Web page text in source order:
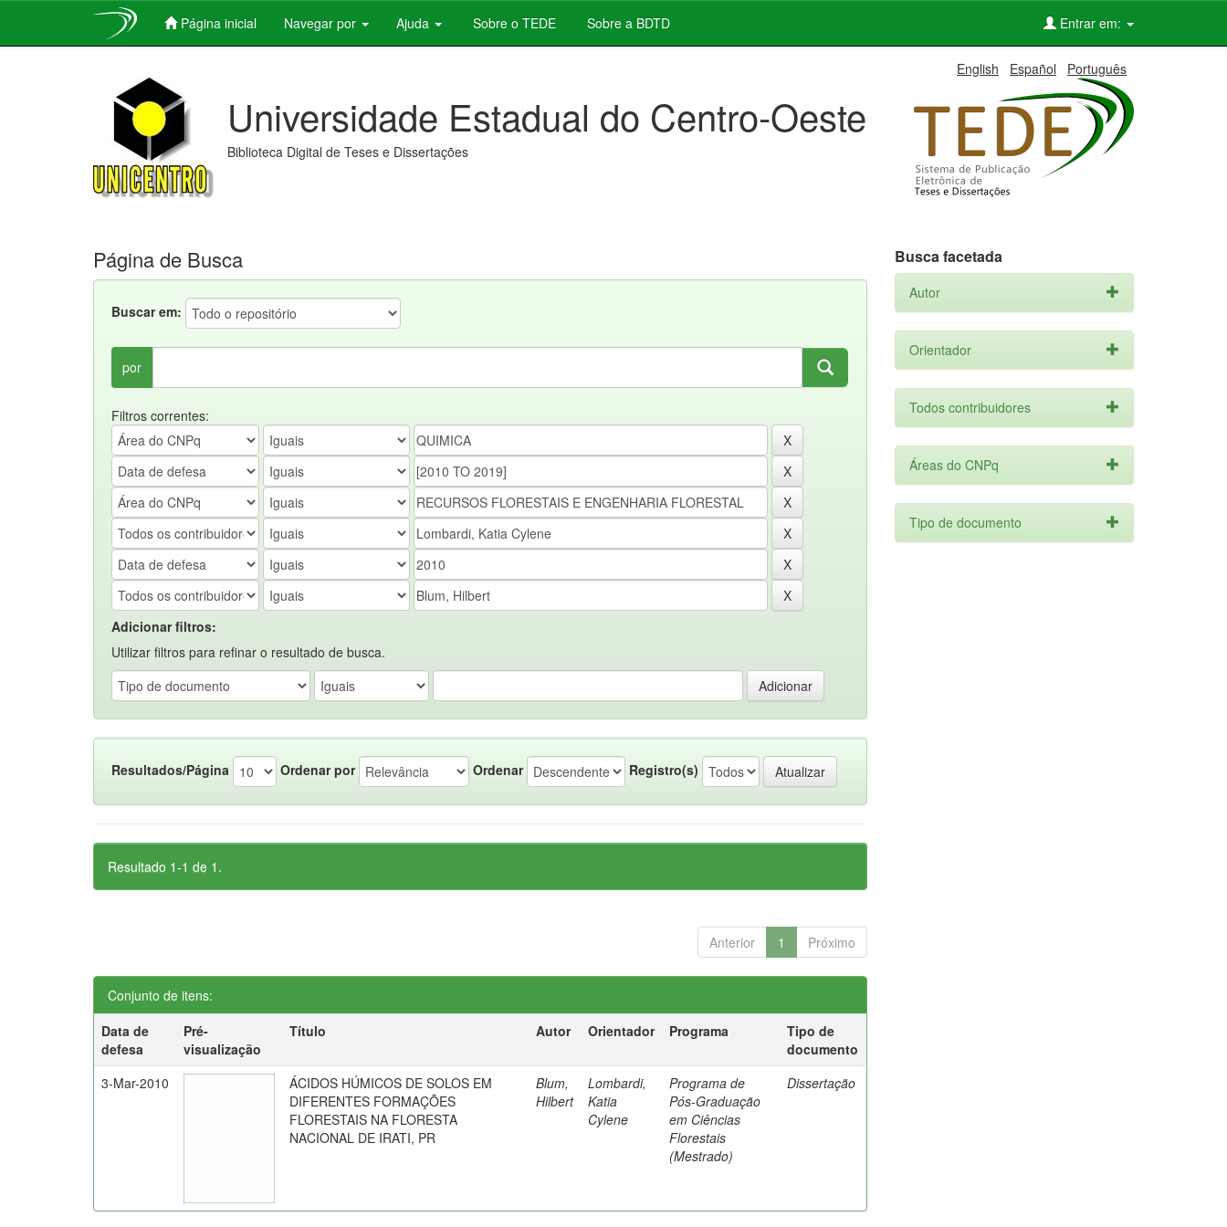
Página inicial Navegar por Ajuda Sobre o TEDE Sobre a BDTD Entrar em:
English Español Português
Universidade Estadual do Centro-Oeste
Biblioteca Digital de Teses e Dissertações
Página de Busca
Buscar em:
por
Filtros correntes:
Adicionar filtros:
Utilizar filtros para refinar o resultado de busca.
Resultados/Página Ordenar por Ordenar Registro(s)
Resultado 1-1 de 1.
Anterior 1 Próximo
Conjunto de itens:
Data de
defesa
Pré-
visualização
Título Autor Orientador Programa
Tipo de
documento
3-Mar-2010
ÁCIDOS HÚMICOS DE SOLOS EM
DIFERENTES FORMAÇÕES
FLORESTAIS NA FLORESTA
NACIONAL DE IRATI, PR
Blum,
Hilbert
Lombardi,
Katia
Cylene
Programa de
Pós-Graduação
em Ciências
Florestais
(Mestrado)
Dissertação
Busca facetada
Autor
Orientador
Todos contribuidores
Áreas do CNPq
Tipo de documento